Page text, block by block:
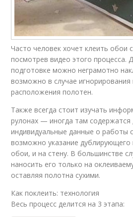
Часто человек хочет клеить обои
посмотрев видео этого процесса.
подготовке можно неграмотно
возможно в случае игнорирования
расположения полотен.
Также всегда стоит изучать
рулонах — иногда там содержатся
индивидуальные данные о работы
возможно указание дублирующего
обои, и на стену. В большинстве
наносить его только на
оставляя полотна сухими.
Как поклеить: технология
Весь процесс делится на 3 этапа: